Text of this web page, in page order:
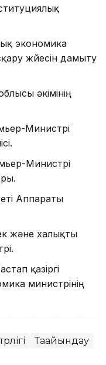
экономика
жүйесін дамыту
әкімінің
Министрі
Министрі
Аппараты
және халықты
қазіргі
министрінің
Тағайындау